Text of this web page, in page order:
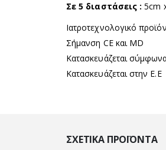
Σε 5 διαστάσεις :5cm
Ιατροτεχνολογικό
Σήμανση CE και MD
Κατασκευάζεται
Κατασκευάζεται στην Ε.Ε
ΣΧΕΤΙΚΆ ΠΡΟΪΌΝΤΑ